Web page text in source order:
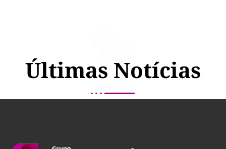
Últimas Notícias